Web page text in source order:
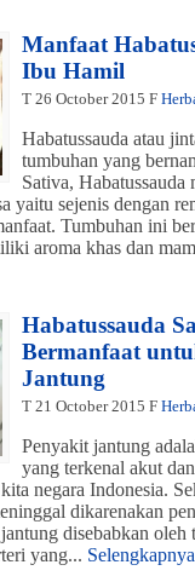
Manfaat
Ibu Hamil
T 26 October 2015F
Habatussauda atau
tumbuhan yang
Sativa, Habatussauda
yaitu sejenis dengan
Tumbuhan ini
aroma khas dan
Habatussauda
Bermanfaat
Jantung
T 21 October 2015F
Penyakit jantung
yang terkenal akut
negara Indonesia.
dikarenakan
disebabkan oleh
yang... Selengkapnya